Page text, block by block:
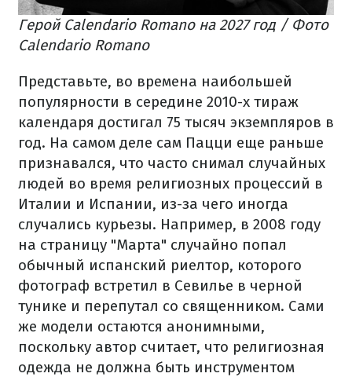
Герой Calendario Romano на 2027 год / Фото
Calendario Romano
Представьте, во времена наибольшей
популярности в середине 2010-х тираж
календаря достигал 75 тысяч экземпляров в
год. На самом деле сам Пацци еще раньше
признавался, что часто снимал случайных
людей во время религиозных процессий в
Италии и Испании, из-за чего иногда
случались курьезы. Например, в 2008 году
на страницу "Марта" случайно попал
обычный испанский риелтор, которого
фотограф встретил в Севилье в черной
тунике и перепутал со священником. Сами
же модели остаются анонимными,
поскольку автор считает, что религиозная
одежда не должна быть инструментом